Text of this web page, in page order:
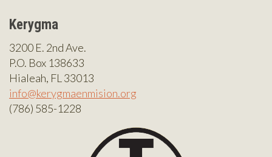
Kerygma
3200 E. 2nd Ave.
P.O. Box 138633
Hialeah, FL 33013
info@kerygmaenmision.org
(786) 585-1228